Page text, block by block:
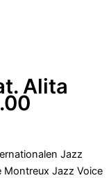
Alita
Jazz
Montreux Jazz Voice